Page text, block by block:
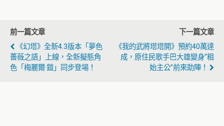
前一篇文章
《幻塔》全新4.3版本「夢色
薔薇之語」上線，全新擬態角
色「梅麗爾·鎧」同步登場！
下一篇文章
《我的武將塔塔開》預約40萬達
成，原住民歌手巴大雄變身“粗
始主公”前來助陣！